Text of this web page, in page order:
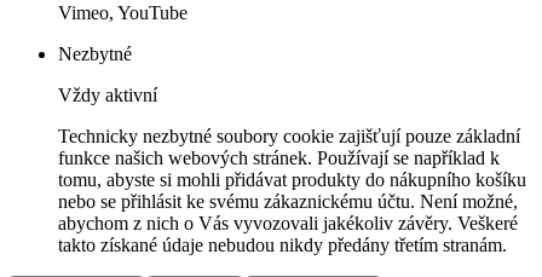
Vimeo, YouTube
Nezbytné
Vždy aktivní
Technicky nezbytné soubory cookie zajišťují pouze základní
funkce našich webových stránek. Používají se například k
tomu, abyste si mohli přidávat produkty do nákupního košíku
nebo se přihlásit ke svému zákaznickému účtu. Není možné,
abychom z nich o Vás vyvozovali jakékoliv závěry. Veškeré
takto získané údaje nebudou nikdy předány třetím stranám.